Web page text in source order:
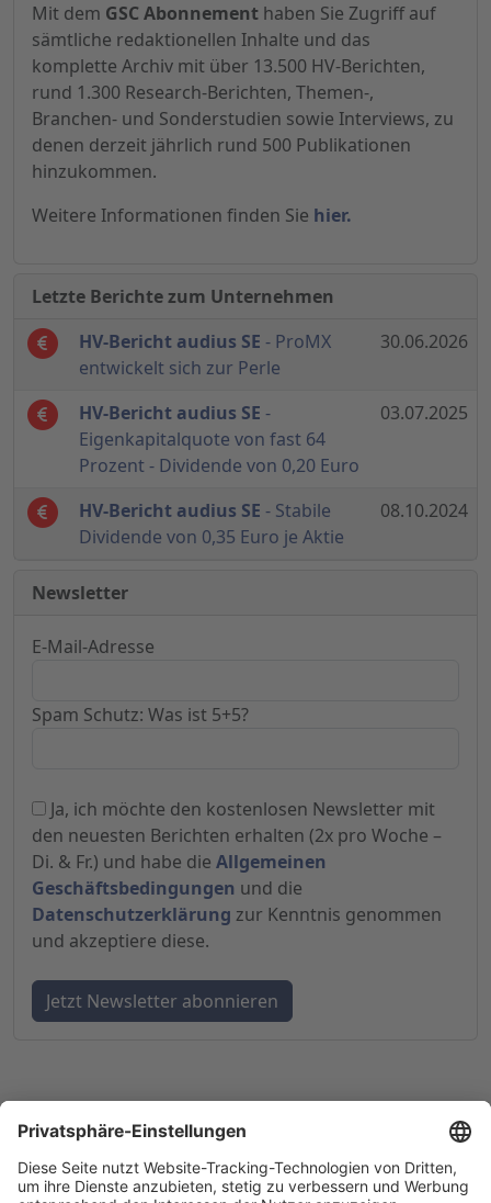
Mit dem GSC Abonnement haben Sie Zugriff auf
sämtliche redaktionellen Inhalte und das
komplette Archiv mit über 13.500 HV-Berichten,
rund 1.300 Research-Berichten, Themen-,
Branchen- und Sonderstudien sowie Interviews, zu
denen derzeit jährlich rund 500 Publikationen
hinzukommen.
Weitere Informationen finden Sie hier.
Letzte Berichte zum Unternehmen
HV-Bericht audius SE - ProMX
entwickelt sich zur Perle
30.06.2026
HV-Bericht audius SE -
Eigenkapitalquote von fast 64
Prozent - Dividende von 0,20 Euro
03.07.2025
HV-Bericht audius SE - Stabile
Dividende von 0,35 Euro je Aktie
08.10.2024
Newsletter
E-Mail-Adresse
Spam Schutz: Was ist 5+5?
Ja, ich möchte den kostenlosen Newsletter mit
den neuesten Berichten erhalten (2x pro Woche –
Di. & Fr.) und habe die Allgemeinen
Geschäftsbedingungen und die
Datenschutzerklärung zur Kenntnis genommen
und akzeptiere diese.
© 1998-2026by GSC Research GmbH
Datenschutz